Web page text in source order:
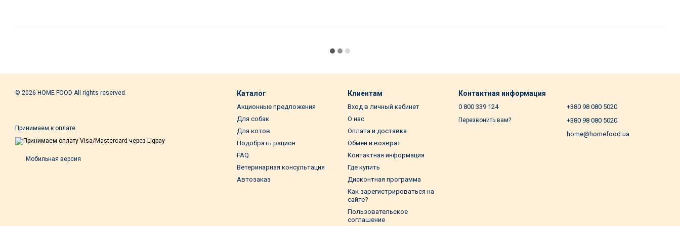
© 2026 HOME FOOD All rights reserved.
Принимаем к оплате
Мобильная версия
Каталог
Акционные предложения
Для собак
Для котов
Подобрать рацион
FAQ
Ветеринарная консультация
Автозаказ
Клиентам
Вход в личный кабинет
О нас
Оплата и доставка
Обмен и возврат
Контактная информация
Где купить
Дисконтная программа
Как зарегистрироваться на
сайте?
Пользовательское
соглашение
Контактная информация
0 800 339 124
Перезвонить вам?
+380 98 080 5020
+380 98 080 5020
home@homefood.ua